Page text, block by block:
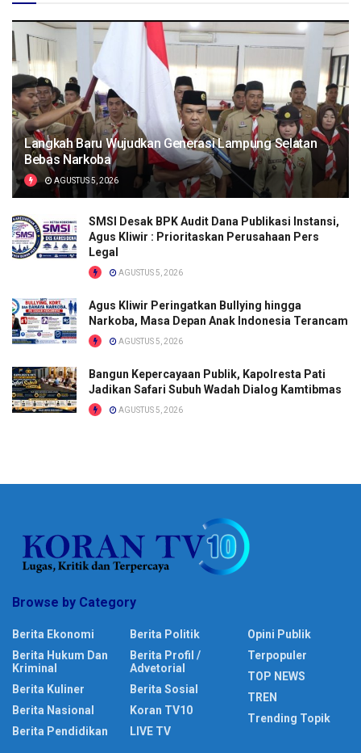
Langkah Baru Wujudkan Generasi Lampung Selatan
Bebas Narkoba
AGUSTUS 5, 2026
SMSI Desak BPK Audit Dana Publikasi Instansi,
Agus Kliwir : Prioritaskan Perusahaan Pers
Legal
AGUSTUS 5, 2026
Agus Kliwir Peringatkan Bullying hingga
Narkoba, Masa Depan Anak Indonesia Terancam
AGUSTUS 5, 2026
Bangun Kepercayaan Publik, Kapolresta Pati
Jadikan Safari Subuh Wadah Dialog Kamtibmas
AGUSTUS 5, 2026
Browse by Category
Berita Ekonomi
Berita Hukum Dan
Kriminal
Berita Kuliner
Berita Nasional
Berita Pendidikan
Berita Politik
Berita Profil /
Advetorial
Berita Sosial
Koran TV10
LIVE TV
Opini Publik
Terpopuler
TOP NEWS
TREN
Trending Topik